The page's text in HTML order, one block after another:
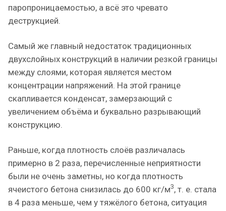
паропроницаемостью, а всё это чревато
деструкцией.
Самый же главный недостаток традиционных
двухслойных конструкций в наличии резкой границы
между слоями, которая является местом
концентрации напряжений. На этой границе
скапливается конденсат, замерзающий с
увеличением объёма и буквально разрывающий
конструкцию.
Раньше, когда плотность слоёв различалась
примерно в 2 раза, перечисленные неприятности
были не очень заметны, но когда плотность
ячеистого бетона снизилась до 600 кг/м3, т. е. стала
в 4 раза меньше, чем у тяжёлого бетона, ситуация